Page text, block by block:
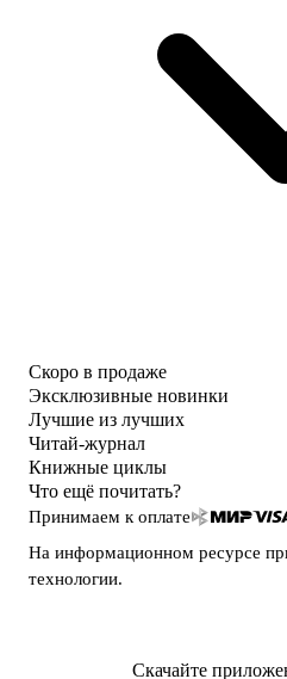
Скоро в продаже
Эксклюзивные новинки
Лучшие из лучших
Читай-журнал
Книжные циклы
Что ещё почитать?
Принимаем к оплате
На информационном ресурсе
технологии.
Скачайте